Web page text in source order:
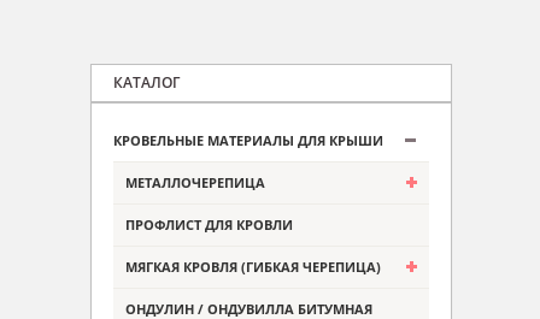
КАТАЛОГ
КРОВЕЛЬНЫЕ МАТЕРИАЛЫ ДЛЯ КРЫШИ
МЕТАЛЛОЧЕРЕПИЦА
ПРОФЛИСТ ДЛЯ КРОВЛИ
МЯГКАЯ КРОВЛЯ (ГИБКАЯ ЧЕРЕПИЦА)
ОНДУЛИН / ОНДУВИЛЛА БИТУМНАЯ